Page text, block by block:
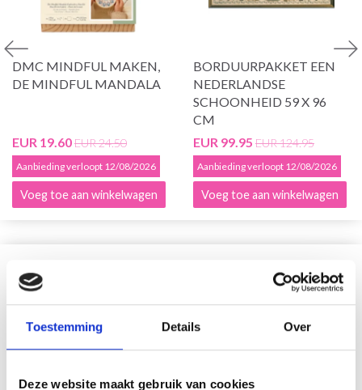
Toestemming Details Over
Deze website maakt gebruik van cookies
DMC MINDFUL MAKEN,
DE MINDFUL MANDALA
EUR 19.60EUR 24.50
Aanbieding verloopt 12/08/2026
Voeg toe aan winkelwagen
BORDUURPAKKET EEN
NEDERLANDSE
SCHOONHEID 59 X 96
CM
EUR 99.95 EUR 124.95
Aanbieding verloopt 12/08/2026
Voeg toe aan winkelwagen
VERGELIJKBAAR MET DIT